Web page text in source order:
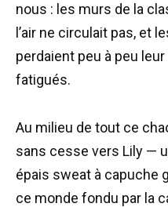
nous : les murs de la
l’air ne circulait pas, et
perdaient peu à peu
fatigués.
Au milieu de tout ce
sans cesse vers Lily —
épais sweat à capuche
ce monde fondu par la